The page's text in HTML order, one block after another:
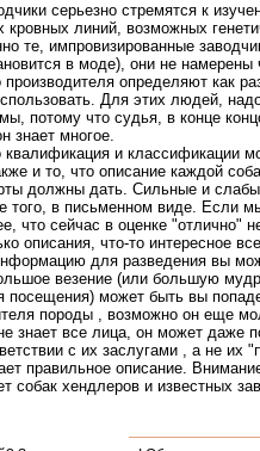
серьезно стремятся к
линий, возможных
те, импровизированные
в моде), они не намерены
определяют как
Для этих людей,
потому что судья, в конце
знает многое.
квалификация и классификации
и то, что описание каждой
должны дать. Сильные и
того, в письменном виде. Если
что сейчас в оценке "отлично"
описания, что-то интересное
для разведения вы
везение (или большую
посещения) может быть вы
породы , возможно он еще
знает все лица, он может даже
с их заслугами , а не
правильное описание.
собак хендлеров и известных